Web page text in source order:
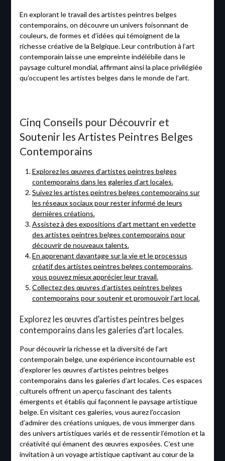
En explorant le travail des artistes peintres belges
contemporains, on découvre un univers foisonnant de
couleurs, de formes et d’idées qui témoignent de la
richesse créative de la Belgique. Leur contribution à l’art
contemporain laisse une empreinte indélébile dans le
paysage culturel mondial, affirmant ainsi la place privilégiée
qu’occupent les artistes belges dans le monde de l’art.
Cinq Conseils pour Découvrir et
Soutenir les Artistes Peintres Belges
Contemporains
Explorez les œuvres d’artistes peintres belges
contemporains dans les galeries d’art locales.
Suivez les artistes peintres belges contemporains sur
les réseaux sociaux pour rester informé de leurs
dernières créations.
Assistez à des expositions d’art mettant en vedette
des artistes peintres belges contemporains pour
découvrir de nouveaux talents.
En apprenant davantage sur la vie et le processus
créatif des artistes peintres belges contemporains,
vous pouvez mieux apprécier leur travail.
Collectez des œuvres d’artistes peintres belges
contemporains pour soutenir et promouvoir l’art local.
Explorez les œuvres d’artistes peintres belges
contemporains dans les galeries d’art locales.
Pour découvrir la richesse et la diversité de l’art
contemporain belge, une expérience incontournable est
d’explorer les œuvres d’artistes peintres belges
contemporains dans les galeries d’art locales. Ces espaces
culturels offrent un aperçu fascinant des talents
émergents et établis qui façonnent le paysage artistique
belge. En visitant ces galeries, vous aurez l’occasion
d’admirer des créations uniques, de vous immerger dans
des univers artistiques variés et de ressentir l’émotion et la
créativité qui émanent des œuvres exposées. C’est une
invitation à un voyage artistique captivant au cœur de la